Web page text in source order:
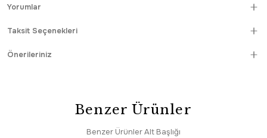
Yorumlar
Taksit Seçenekleri
Önerileriniz
Benzer Ürünler
Benzer Ürünler Alt Başlığı